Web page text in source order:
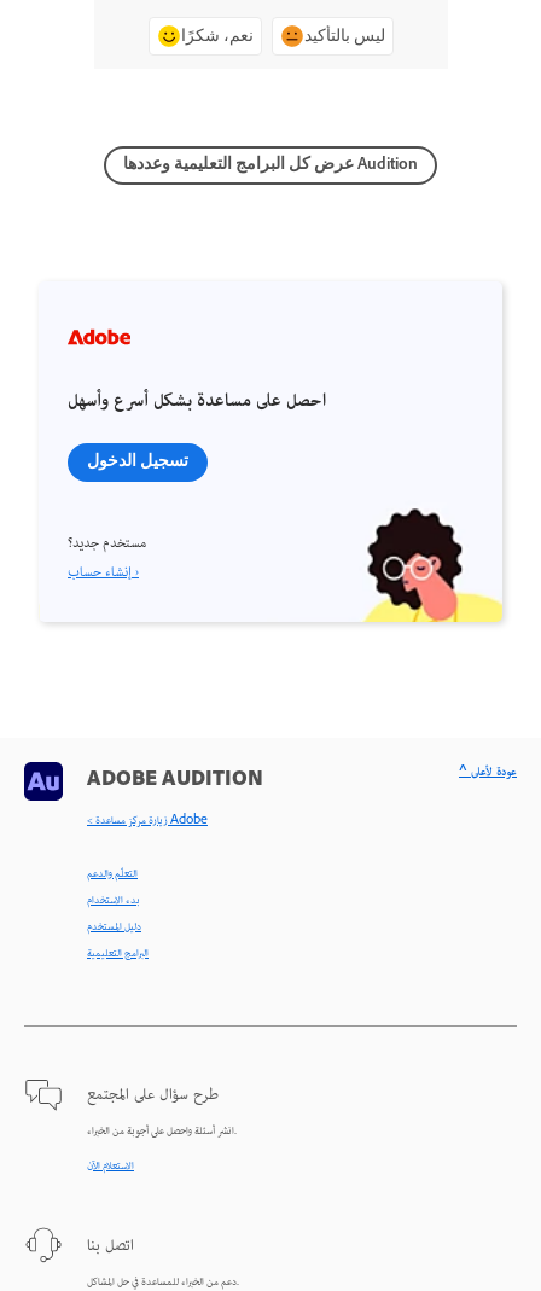
نعم، شكرًا ليس بالتأكيد
عرض كل البرامج التعليمية وعددها Audition
احصل على مساعدة بشكل أسرع وأسهل
تسجيل الدخول
مستخدم جديد؟
إنشاء حساب ›
ADOBE AUDITION
< زيارة مركز مساعدة Adobe
التعلّم والدعم
بدء الاستخدام
دليل المستخدم
البرامج التعليمية
طرح سؤال على المجتمع
انشر أسئلة واحصل على أجوبة من الخبراء.
الاستعلام الآن
اتصل بنا
دعم من الخبراء للمساعدة في حل المشاكل.
^ عودة لأعلى